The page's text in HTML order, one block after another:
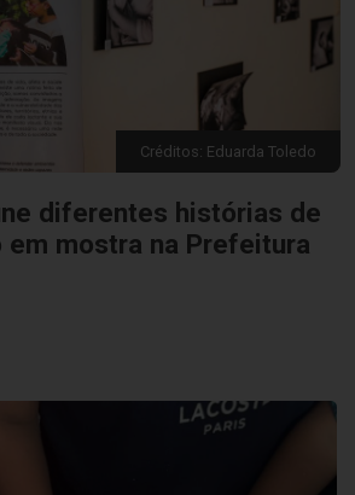
Créditos: Eduarda Toledo
diferentes histórias de
em mostra na Prefeitura